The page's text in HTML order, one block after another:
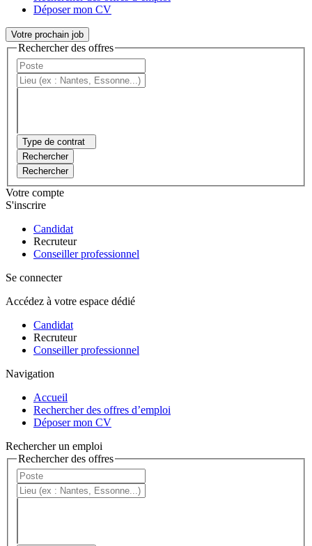
Déposer mon CV
Votre prochain job
Rechercher des offres
Type de contrat
Rechercher
Rechercher
Votre compte
S'inscrire
Candidat
Recruteur
Conseiller professionnel
Se connecter
Accédez à votre espace dédié
Candidat
Recruteur
Conseiller professionnel
Navigation
Accueil
Rechercher des offres d’emploi
Déposer mon CV
Rechercher un emploi
Rechercher des offres